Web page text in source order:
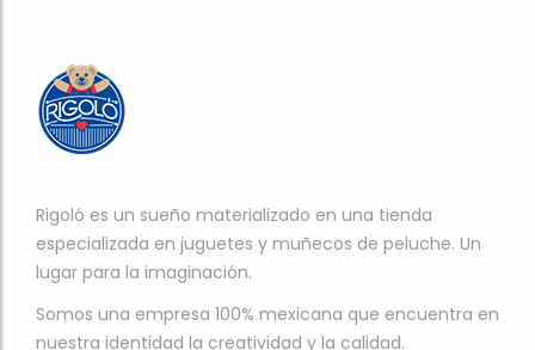
Rigoló es un sueño materializado en una tienda
especializada en juguetes y muñecos de peluche. Un
lugar para la imaginación.
Somos una empresa 100% mexicana que encuentra en
nuestra identidad la creatividad y la calidad.